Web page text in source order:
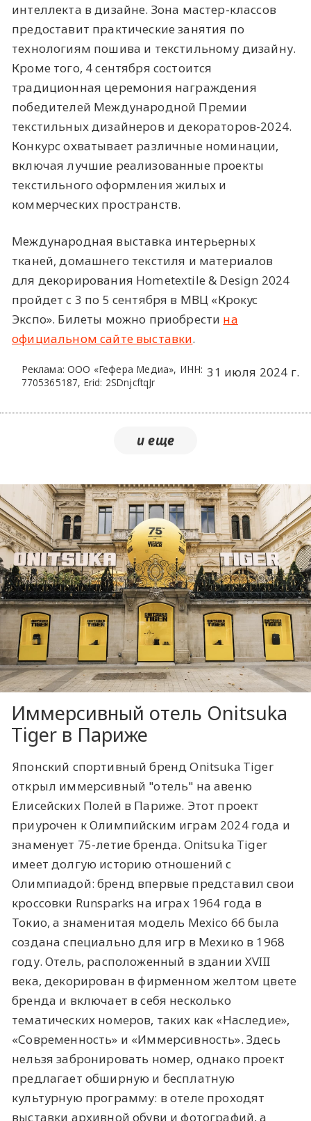
интеллекта в дизайне. Зона мастер-классов
предоставит практические занятия по
технологиям пошива и текстильному дизайну.
Кроме того, 4 сентября состоится
традиционная церемония награждения
победителей Международной Премии
текстильных дизайнеров и декораторов-2024.
Конкурс охватывает различные номинации,
включая лучшие реализованные проекты
текстильного оформления жилых и
коммерческих пространств.
Международная выставка интерьерных
тканей, домашнего текстиля и материалов
для декорирования Hometextile & Design 2024
пройдет с 3 по 5 сентября в МВЦ «Крокус
Экспо». Билеты можно приобрести на
официальном сайте выставки.
31 июля 2024 г.
Реклама: ООО «Гефера Медиа», ИНН:
7705365187, Erid: 2SDnjcftqJr
Иммерсивный отель ​Onitsuka
Tiger в Париже
Японский спортивный бренд Onitsuka Tiger
открыл иммерсивный "отель" на авеню
Елисейских Полей в Париже. Этот проект
приурочен к Олимпийским играм 2024 года и
знаменует 75-летие бренда. Onitsuka Tiger
имеет долгую историю отношений с
Олимпиадой: бренд впервые представил свои
кроссовки Runsparks на играх 1964 года в
Токио, а знаменитая модель Mexico 66 была
создана специально для игр в Мехико в 1968
году. Отель, расположенный в здании XVIII
века, декорирован в фирменном желтом цвете
бренда и включает в себя несколько
тематических номеров, таких как «Наследие»,
«Современность» и «Иммерсивность». Здесь
нельзя забронировать номер, однако проект
предлагает обширную и бесплатную
культурную программу: в отеле проходят
выставки архивной обуви и фотографий, а